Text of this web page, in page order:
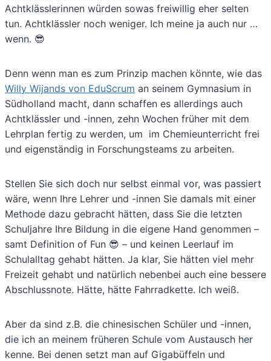
Achtklässlerinnen würden sowas freiwillig eher selten
tun. Achtklässler noch weniger. Ich meine ja auch nur …
wenn. 😎
Denn wenn man es zum Prinzip machen könnte, wie das
Willy Wijands von EduScrum an seinem Gymnasium in
Südholland macht, dann schaffen es allerdings auch
Achtklässler und -innen, zehn Wochen früher mit dem
Lehrplan fertig zu werden, um im Chemieunterricht frei
und eigenständig in Forschungsteams zu arbeiten.
Stellen Sie sich doch nur selbst einmal vor, was passiert
wäre, wenn Ihre Lehrer und -innen Sie damals mit einer
Methode dazu gebracht hätten, dass Sie die letzten
Schuljahre Ihre Bildung in die eigene Hand genommen –
samt Definition of Fun 😎 – und keinen Leerlauf im
Schulalltag gehabt hätten. Ja klar, Sie hätten viel mehr
Freizeit gehabt und natürlich nebenbei auch eine bessere
Abschlussnote. Hätte, hätte Fahrradkette. Ich weiß.
Aber da sind z.B. die chinesischen Schüler und -innen,
die ich an meinem früheren Schule vom Austausch her
kenne. Bei denen setzt man auf Gigabüffeln und